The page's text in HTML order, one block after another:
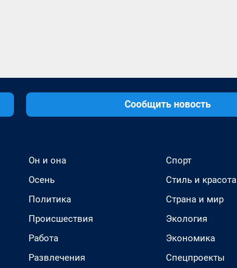
Сообщить новость
Он и она
Осень
Политика
Происшествия
Работа
Развлечения
Спорт
Стиль и красота
Страна и мир
Экология
Экономика
Спецпроекты